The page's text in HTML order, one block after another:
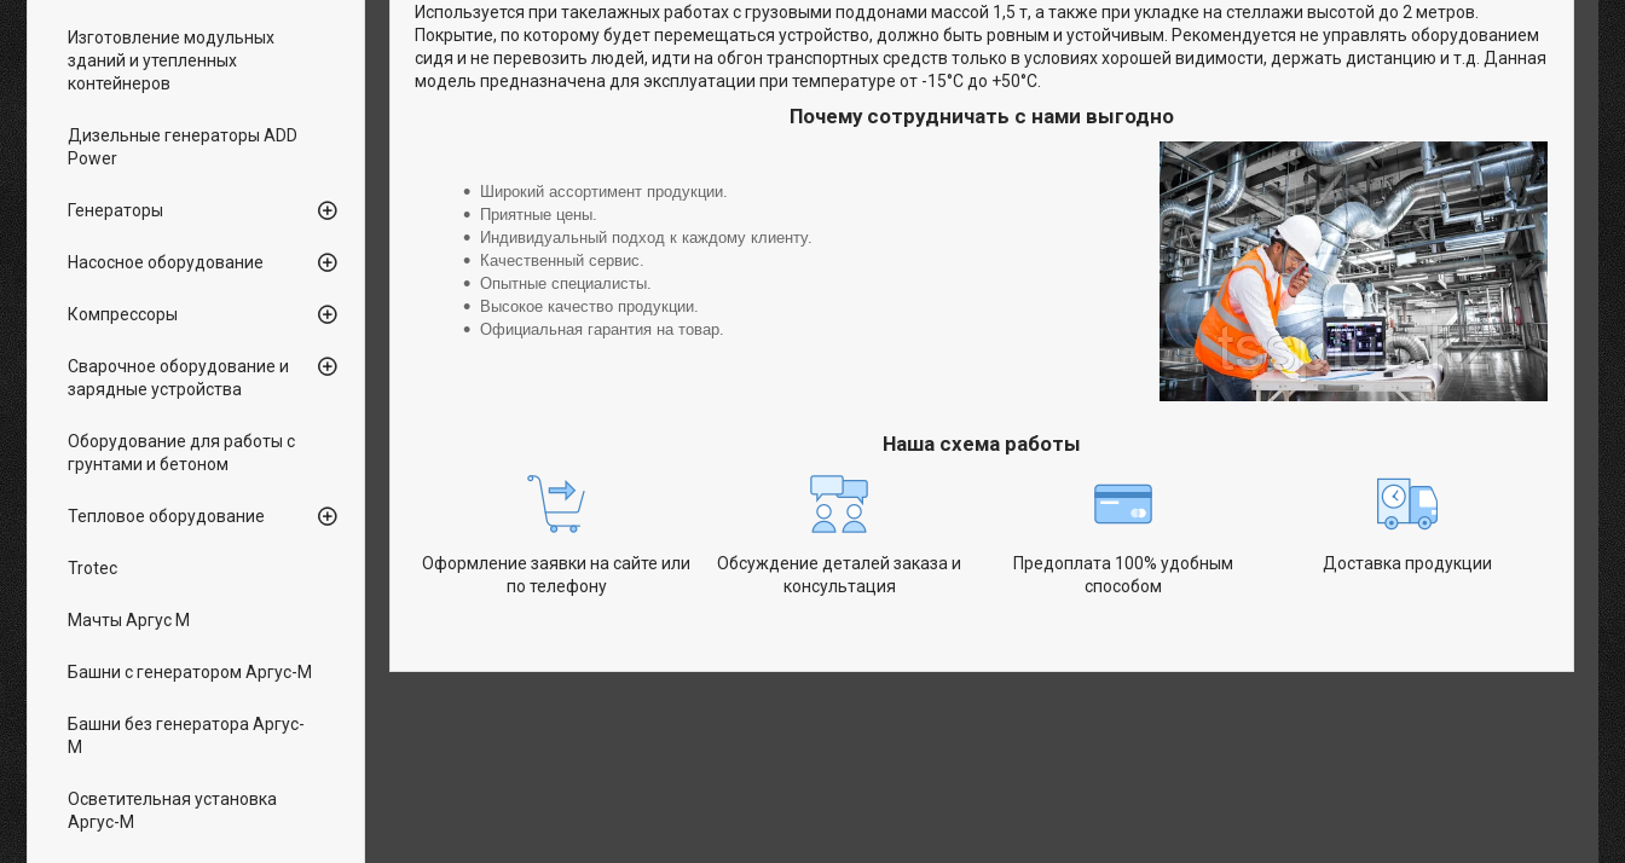
Используется при такелажных работах с грузовыми поддонами массой 1,5 т, а также при укладке на стеллажи высотой до 2 метров.
Покрытие, по которому будет перемещаться устройство, должно быть ровным и устойчивым. Рекомендуется не управлять оборудованием
сидя и не перевозить людей, идти на обгон транспортных средств только в условиях хорошей видимости, держать дистанцию и т.д. Данная
модель предназначена для эксплуатации при температуре от -15°C до +50°C.
Почему сотрудничать с нами выгодно
Широкий ассортимент продукции.
Приятные цены.
Индивидуальный подход к каждому клиенту.
Качественный сервис.
Опытные специалисты.
Высокое качество продукции.
Официальная гарантия на товар.
Наша схема работы
Оформление заявки на сайте или
по телефону
Обсуждение деталей заказа и
консультация
Предоплата 100% удобным
способом
Доставка продукции
Изготовление модульных
зданий и утепленных
контейнеров
Дизельные генераторы ADD
Power
Генераторы
Насосное оборудование
Компрессоры
Сварочное оборудование и
зарядные устройства
Оборудование для работы с
грунтами и бетоном
Тепловое оборудование
Trotec
Мачты Аргус М
Башни с генератором Аргус-М
Башни без генератора Аргус-
М
Осветительная установка
Аргус-М